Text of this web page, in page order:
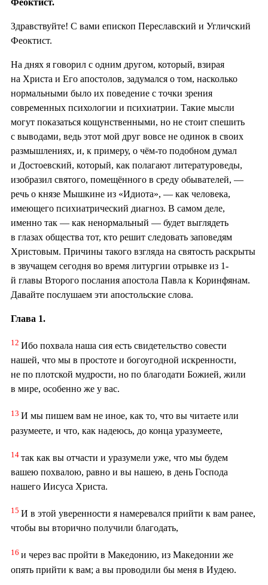
Феоктист.
Здравствуйте! С вами епископ Переславский и Угличский
Феоктист.
На днях я говорил с одним другом, который, взирая
на Христа и Его апостолов, задумался о том, насколько
нормальными было их поведение с точки зрения
современных психологии и психиатрии. Такие мысли
могут показаться кощунственными, но не стоит спешить
с выводами, ведь этот мой друг вовсе не одинок в своих
размышлениях, и, к примеру, о чём-то подобном думал
и Достоевский, который, как полагают литературоведы,
изобразил святого, помещённого в среду обывателей, —
речь о князе Мышкине из «Идиота», — как человека,
имеющего психиатрический диагноз. В самом деле,
именно так — как ненормальный — будет выглядеть
в глазах общества тот, кто решит следовать заповедям
Христовым. Причины такого взгляда на святость раскрыты
в звучащем сегодня во время литургии отрывке из 1-
й главы Второго послания апостола Павла к Коринфянам.
Давайте послушаем эти апостольские слова.
Глава 1.
12 Ибо похвала наша сия есть свидетельство совести
нашей, что мы в простоте и богоугодной искренности,
не по плотской мудрости, но по благодати Божией, жили
в мире, особенно же у вас.
13 И мы пишем вам не иное, как то, что вы читаете или
разумеете, и что, как надеюсь, до конца уразумеете,
14 так как вы отчасти и уразумели уже, что мы будем
вашею похвалою, равно и вы нашею, в день Господа
нашего Иисуса Христа.
15 И в этой уверенности я намеревался прийти к вам ранее,
чтобы вы вторично получили благодать,
16 и через вас пройти в Македонию, из Македонии же
опять прийти к вам; а вы проводили бы меня в Иудею.